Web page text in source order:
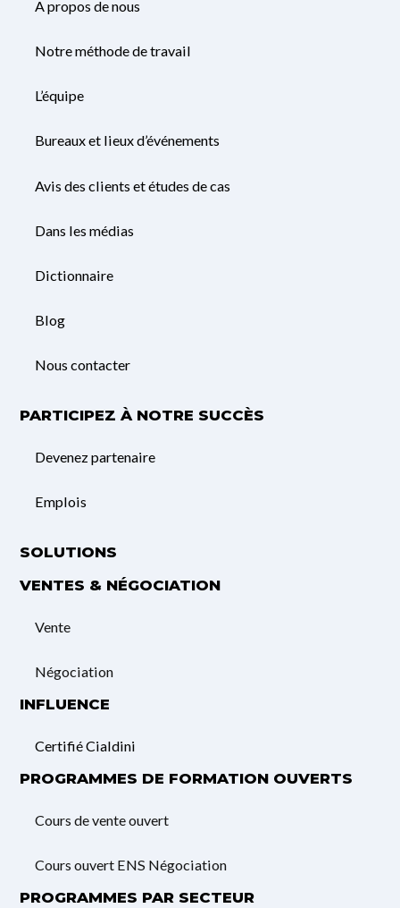
A propos de nous
Notre méthode de travail
L’équipe
Bureaux et lieux d’événements
Avis des clients et études de cas
Dans les médias
Dictionnaire
Blog
Nous contacter
PARTICIPEZ À NOTRE SUCCÈS
Devenez partenaire
Emplois
SOLUTIONS
VENTES & NÉGOCIATION
Vente
Négociation
INFLUENCE
Certifié Cialdini
PROGRAMMES DE FORMATION OUVERTS
Cours de vente ouvert
Cours ouvert ENS Négociation
PROGRAMMES PAR SECTEUR